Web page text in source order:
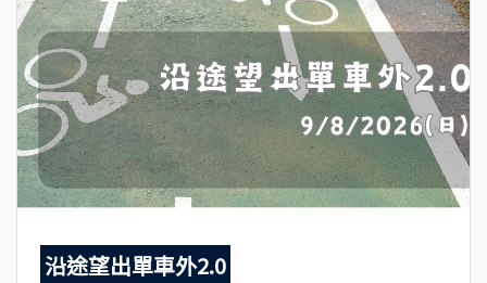
沿途望出單車外2.0